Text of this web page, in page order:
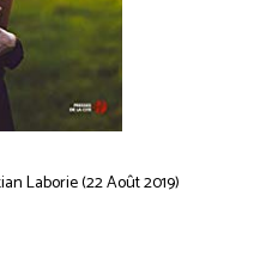
Laborie (22 Août 2019)